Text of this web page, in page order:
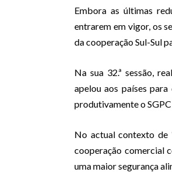
Embora as últimas
entrarem em vigor, os
da cooperação Sul-Sul
Na sua 32.ª sessão,
apelou aos países
produtivamente o
No actual contexto de
cooperação comercial
uma maior segurança